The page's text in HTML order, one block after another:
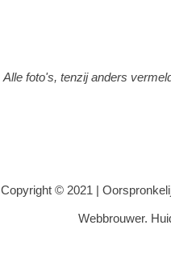
Alle foto's, tenzij anders
Copyright © 2021 |
Webbrouwer.